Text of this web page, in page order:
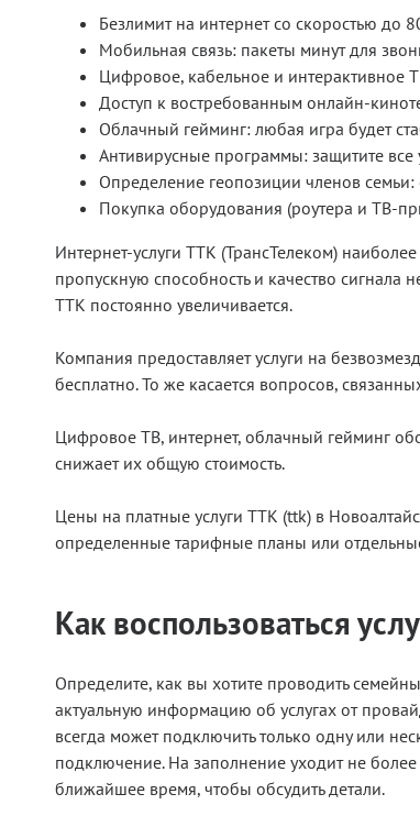
Безлимит на интернет со скоростью до
Мобильная связь: пакеты минут для
Цифровое, кабельное и интерактивное
Доступ к востребованным онлайн-
Облачный гейминг: любая игра будет
Антивирусные программы: защитите
Определение геопозиции членов семьи:
Покупка оборудования (роутера и ТВ-
Интернет-услуги ТТК (ТрансТелеком)
пропускную способность и качество
ТТК постоянно увеличивается.
Компания предоставляет услуги на
бесплатно. То же касается вопросов,
Цифровое ТВ, интернет, облачный гейминг
снижает их общую стоимость.
Цены на платные услуги ТТК (ttk) в
определенные тарифные планы или
Как воспользоваться
Определите, как вы хотите проводить
актуальную информацию об услугах от
всегда может подключить только одну или
подключение. На заполнение уходит не
ближайшее время, чтобы обсудить детали.